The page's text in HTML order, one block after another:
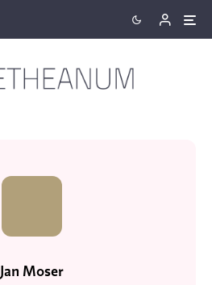
Jan Moser